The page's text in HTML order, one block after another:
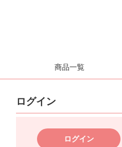
商品一覧
ログイン
ログイン